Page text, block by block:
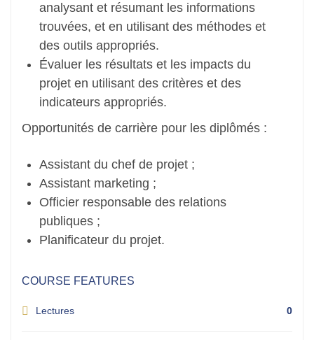
analysant et résumant les informations
trouvées, et en utilisant des méthodes et
des outils appropriés.
Évaluer les résultats et les impacts du
projet en utilisant des critères et des
indicateurs appropriés.
Opportunités de carrière pour les diplômés :
Assistant du chef de projet ;
Assistant marketing ;
Officier responsable des relations
publiques ;
Planificateur du projet.
COURSE FEATURES
Lectures 0